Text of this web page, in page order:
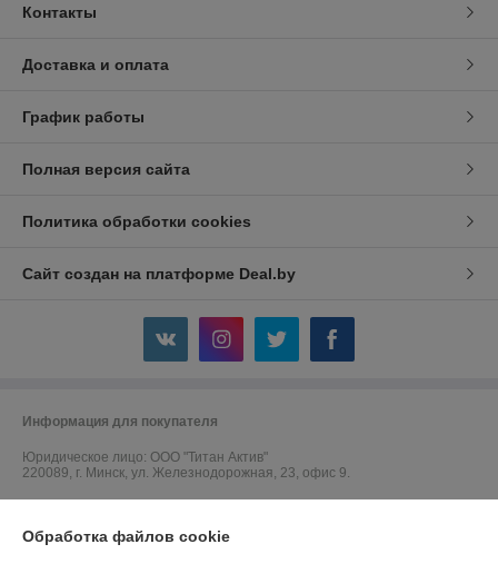
Контакты
Доставка и оплата
График работы
Полная версия сайта
Политика обработки cookies
Сайт создан на платформе Deal.by
Информация для покупателя
Юридическое лицо: ООО "Титан Актив"
220089, г. Минск, ул. Железнодорожная, 23, офис 9.
УНП: 192764045
Обработка файлов cookie